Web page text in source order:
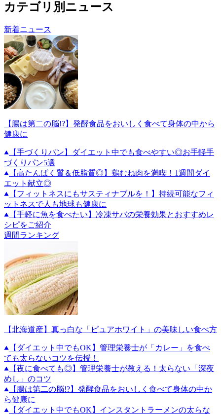
カテゴリ別ニュース
新着ニュース
【腸は第二の脳!?】発酵食品をおいしく食べて身体の中から
健康に
【手づくりパン】ダイエット中でも食べやすい◎お手軽手
づくりパン5選
【高たんぱく質＆低脂質◎】鶏むね肉を満喫！1週間ダイ
エット献立◎
【フィットネスにもサスティナブルを！】持続可能なフィ
ットネスで人も地球も健康に
【手軽に魚を食べたい】冷凍サバの栄養効果とおすすめレ
シピをご紹介
週間ランキング
【北海道産】真っ白な「ピュアホワイト」の美味しい食べ方
【ダイエット中でもOK】管理栄養士が「カレー」を食べ
ても太らないコツを伝授！
【夜に食べても◎】管理栄養士が教える！太らない「深夜
めし」のコツ
【腸は第二の脳!?】発酵食品をおいしく食べて身体の中か
ら健康に
【ダイエット中でもOK】インスタントラーメンの太らな